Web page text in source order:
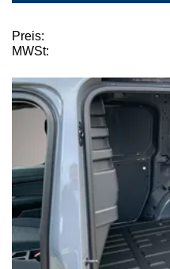
Preis:
MWSt: